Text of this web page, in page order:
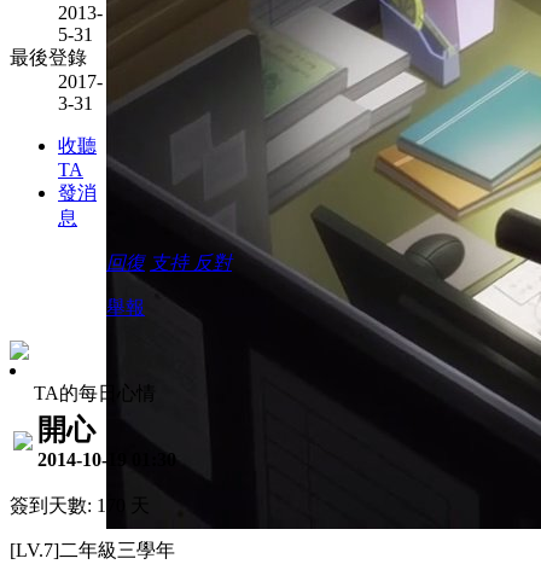
2013-
5-31
最後登錄
2017-
3-31
收聽
TA
發消
息
回復 支持 反對
舉報
TA的每日心情
開心
2014-10-19 01:30
簽到天數: 170 天
[LV.7]二年級三學年